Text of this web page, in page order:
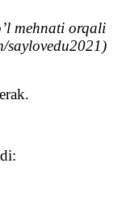
mehnati orqali
saylovedu2021)